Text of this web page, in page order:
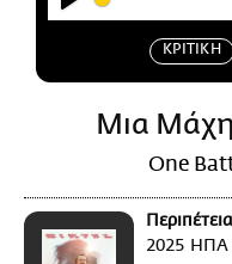
Play
ΚΡΙΤΙΚΗ
Mια
One
Περιπέτεια
2025 ΗΠΑ